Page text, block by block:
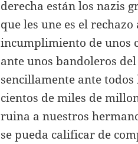
derecha están los nazis
que les une es el
incumplimiento de unos
ante unos bandoleros
sencillamente ante
cientos de miles de
ruina a nuestros
se pueda calificar de